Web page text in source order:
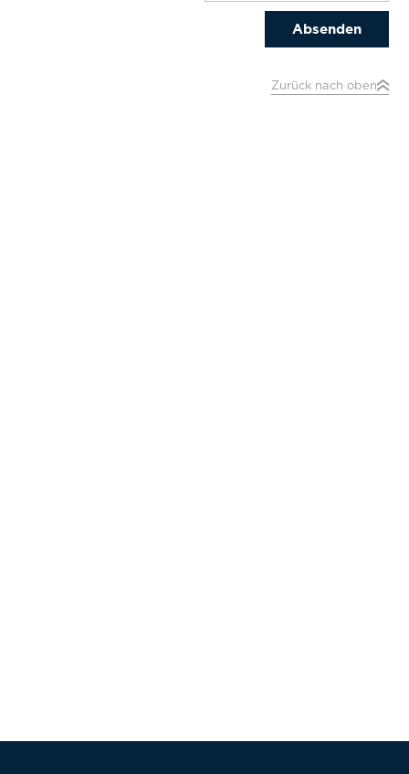
Absenden
Zurück nach oben